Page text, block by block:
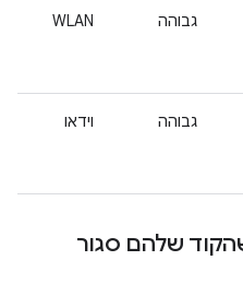
גבוהה WLAN
גבוהה וידאו